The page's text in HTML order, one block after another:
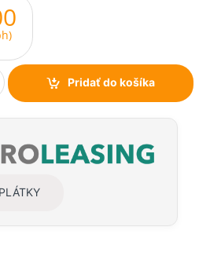
Pridať do košíka